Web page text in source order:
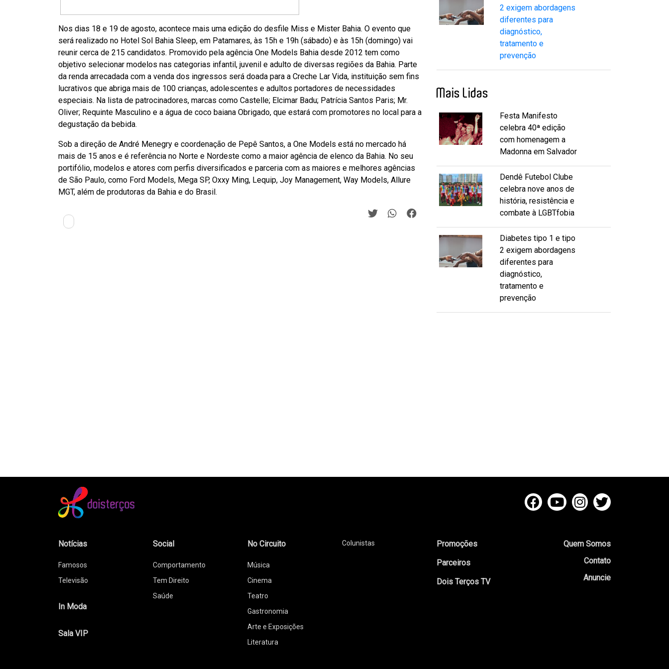
Nos dias 18 e 19 de agosto, acontece mais uma edição do desfile Miss e Mister Bahia. O evento que
será realizado no Hotel Sol Bahia Sleep, em Patamares, às 15h e 19h (sábado) e às 15h (domingo) vai
reunir cerca de 215 candidatos. Promovido pela agência One Models Bahia desde 2012 tem como
objetivo selecionar modelos nas categorias infantil, juvenil e adulto de diversas regiões da Bahia. Parte
da renda arrecadada com a venda dos ingressos será doada para a Creche Lar Vida, instituição sem fins
lucrativos que abriga mais de 100 crianças, adolescentes e adultos portadores de necessidades
especiais. Na lista de patrocinadores, marcas como Castelle; Elcimar Badu; Patrícia Santos Paris; Mr.
Oliver; Requinte Masculino e a água de coco baiana Obrigado, que estará com promotores no local para a
degustação da bebida.
Sob a direção de André Menegry e coordenação de Pepê Santos, a One Models está no mercado há
mais de 15 anos e é referência no Norte e Nordeste como a maior agência de elenco da Bahia. No seu
portifólio, modelos e atores com perfis diversificados e parceria com as maiores e melhores agências
de São Paulo, como Ford Models, Mega SP, Oxxy Ming, Lequip, Joy Management, Way Models, Allure
MGT, além de produtoras da Bahia e do Brasil.
2 exigem abordagens
diferentes para
diagnóstico,
tratamento e
prevenção
Mais Lidas
Festa Manifesto
celebra 40ª edição
com homenagem a
Madonna em Salvador
Dendê Futebol Clube
celebra nove anos de
história, resistência e
combate à LGBTfobia
Diabetes tipo 1 e tipo
2 exigem abordagens
diferentes para
diagnóstico,
tratamento e
prevenção
Notícias
Famosos
Televisão
In Moda
Sala VIP
Social
Comportamento
Tem Direito
Saúde
No Circuito
Música
Cinema
Teatro
Gastronomia
Arte e Exposições
Literatura
Colunistas
Promoções
Parceiros
Dois Terços TV
Quem Somos
Contato
Anuncie